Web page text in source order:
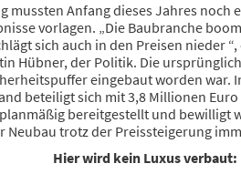
mussten Anfang dieses Jahres
vorlagen. „Die Baubranche
sich auch in den Preisen nieder
Hübner, der Politik. Die
eingebaut worden war.
beteiligt sich mit 3,8 Millionen
bereitgestellt und bewilligt
Neubau trotz der Preissteigerung
Hier wird kein Luxus